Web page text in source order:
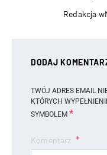
Redakcja
DODAJ
TWÓJ ADRES EMAIL
KTÓRYCH
SYMBOLEM *
Komentarz